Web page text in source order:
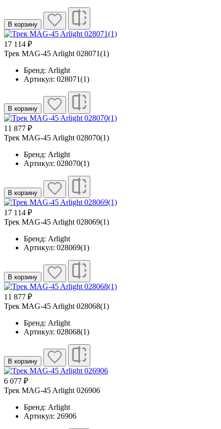
В корзину
17 114 ₽
Трек MAG-45 Arlight 028071(1)
Бренд: Arlight
Артикул: 028071(1)
В корзину
11 877 ₽
Трек MAG-45 Arlight 028070(1)
Бренд: Arlight
Артикул: 028070(1)
В корзину
17 114 ₽
Трек MAG-45 Arlight 028069(1)
Бренд: Arlight
Артикул: 028069(1)
В корзину
11 877 ₽
Трек MAG-45 Arlight 028068(1)
Бренд: Arlight
Артикул: 028068(1)
В корзину
6 077 ₽
Трек MAG-45 Arlight 026906
Бренд: Arlight
Артикул: 26906